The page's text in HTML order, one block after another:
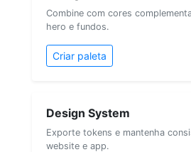
Combine com cores
hero e fundos.
Criar paleta
Design System
Exporte tokens e mantenha
website e app.